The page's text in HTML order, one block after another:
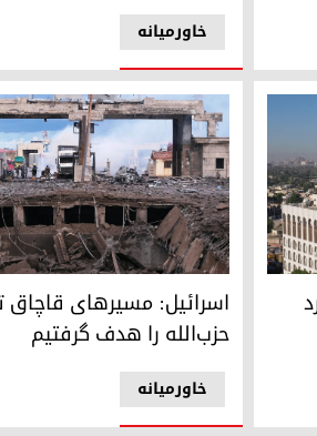
خاورمیانه
حمله هوایی گذرگاه مرزی
خاورمیانه
اسرائیل: مسیرهای قاچاق
حزب‌الله را هدف گرفتیم